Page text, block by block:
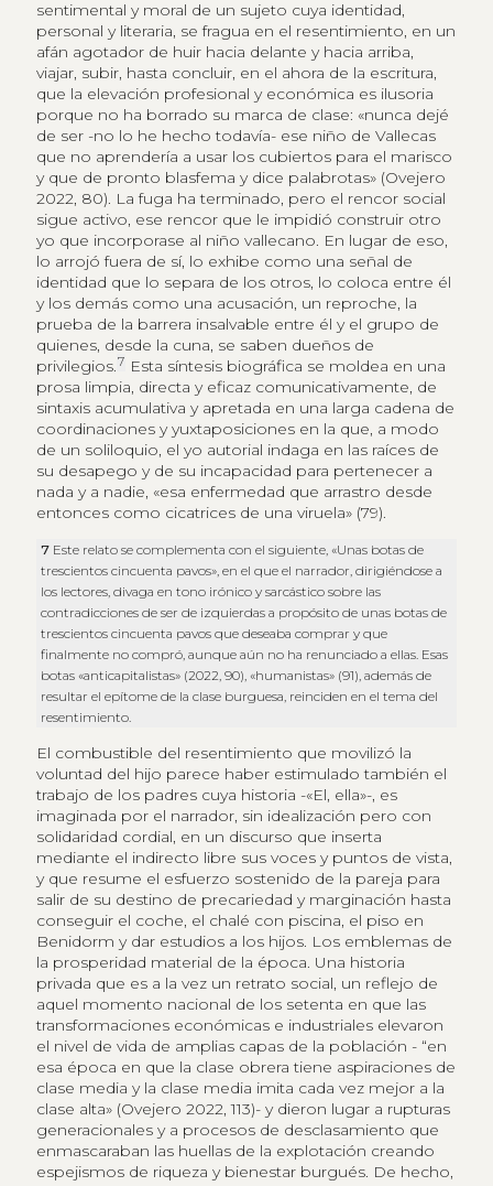
sentimental y moral de un sujeto cuya identidad,
personal y literaria, se fragua en el resentimiento, en un
afán agotador de huir hacia delante y hacia arriba,
viajar, subir, hasta concluir, en el ahora de la escritura,
que la elevación profesional y económica es ilusoria
porque no ha borrado su marca de clase: «nunca dejé
de ser -no lo he hecho todavía- ese niño de Vallecas
que no aprendería a usar los cubiertos para el marisco
y que de pronto blasfema y dice palabrotas» (Ovejero
2022, 80). La fuga ha terminado, pero el rencor social
sigue activo, ese rencor que le impidió construir otro
yo que incorporase al niño vallecano. En lugar de eso,
lo arrojó fuera de sí, lo exhibe como una señal de
identidad que lo separa de los otros, lo coloca entre él
y los demás como una acusación, un reproche, la
prueba de la barrera insalvable entre él y el grupo de
quienes, desde la cuna, se saben dueños de
privilegios.7 Esta síntesis biográfica se moldea en una
prosa limpia, directa y eficaz comunicativamente, de
sintaxis acumulativa y apretada en una larga cadena de
coordinaciones y yuxtaposiciones en la que, a modo
de un soliloquio, el yo autorial indaga en las raíces de
su desapego y de su incapacidad para pertenecer a
nada y a nadie, «esa enfermedad que arrastro desde
entonces como cicatrices de una viruela» (79).
7 Este relato se complementa con el siguiente, «Unas botas de
trescientos cincuenta pavos», en el que el narrador, dirigiéndose a
los lectores, divaga en tono irónico y sarcástico sobre las
contradicciones de ser de izquierdas a propósito de unas botas de
trescientos cincuenta pavos que deseaba comprar y que
finalmente no compró, aunque aún no ha renunciado a ellas. Esas
botas «anticapitalistas» (2022, 90), «humanistas» (91), además de
resultar el epítome de la clase burguesa, reinciden en el tema del
resentimiento.
El combustible del resentimiento que movilizó la
voluntad del hijo parece haber estimulado también el
trabajo de los padres cuya historia -«El, ella»-, es
imaginada por el narrador, sin idealización pero con
solidaridad cordial, en un discurso que inserta
mediante el indirecto libre sus voces y puntos de vista,
y que resume el esfuerzo sostenido de la pareja para
salir de su destino de precariedad y marginación hasta
conseguir el coche, el chalé con piscina, el piso en
Benidorm y dar estudios a los hijos. Los emblemas de
la prosperidad material de la época. Una historia
privada que es a la vez un retrato social, un reflejo de
aquel momento nacional de los setenta en que las
transformaciones económicas e industriales elevaron
el nivel de vida de amplias capas de la población - “en
esa época en que la clase obrera tiene aspiraciones de
clase media y la clase media imita cada vez mejor a la
clase alta» (Ovejero 2022, 113)- y dieron lugar a rupturas
generacionales y a procesos de desclasamiento que
enmascaraban las huellas de la explotación creando
espejismos de riqueza y bienestar burgués. De hecho,